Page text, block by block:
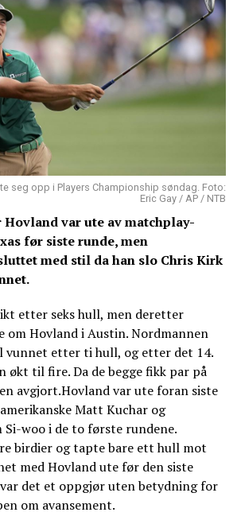
seg opp i Players Championship søndag. Foto:
Eric Gay / AP / NTB
var ute av matchplay-
før siste runde, men
med stil da han slo Chris Kirk
etter seks hull, men deretter
om Hovland i Austin. Nordmannen
vunnet etter ti hull, og etter det 14.
økt til fire. Da de begge fikk par på
avgjort.Hovland var ute foran siste
Matt Kuchar og
Si-woo i de to første rundene.
birdier og tapte bare ett hull mot
med Hovland ute før den siste
det et oppgjør uten betydning for
om avansement.